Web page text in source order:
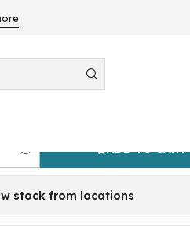
de Seda Bohemio Turquesa-
Corto de
ADD TO CART
stock from locations